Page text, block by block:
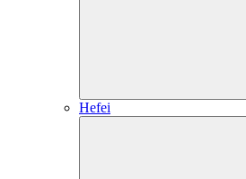
Hefei